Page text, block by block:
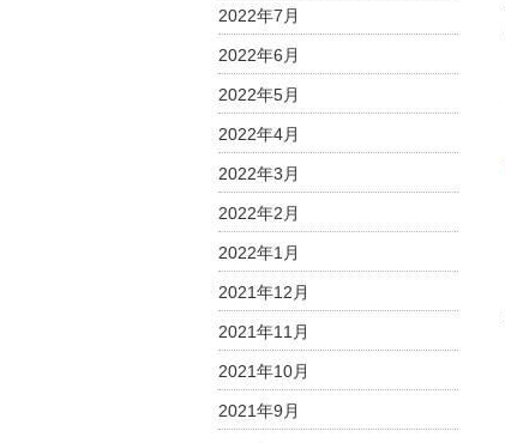
2022年7月
2022年6月
2022年5月
2022年4月
2022年3月
2022年2月
2022年1月
2021年12月
2021年11月
2021年10月
2021年9月